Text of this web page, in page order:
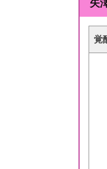
矢
覚